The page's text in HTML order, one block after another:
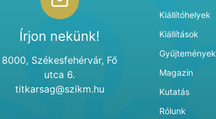
Írjon nekünk!
8000, Székesfehérvár, Fő
utca 6.
titkarsag@szikm.hu
Kiállítóhelyek
Kiállítások
Gyűjtemények
Magazin
Kutatás
Rólunk